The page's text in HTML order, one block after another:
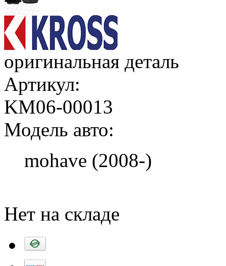
оригинальная деталь
Артикул:
KM06-00013
Модель авто:
mohave (2008-)
Нет на складе